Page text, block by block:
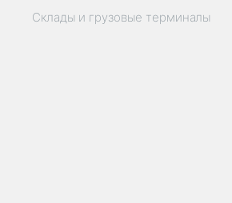
Склады и грузовые терминалы